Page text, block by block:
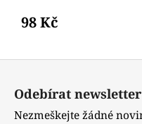
98 Kč
Odebírat newsletter
Nezmeškejte žádné